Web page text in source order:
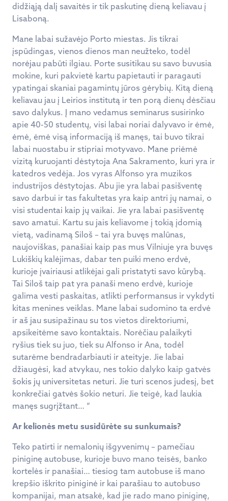
didžiąją dalį savaitės ir tik paskutinę dieną keliavau į
Lisaboną.
Mane labai sužavėjo Porto miestas. Jis tikrai
įspūdingas, vienos dienos man neužteko, todėl
norėjau pabūti ilgiau. Porte susitikau su savo buvusia
mokine, kuri pakvietė kartu papietauti ir paragauti
ypatingai skaniai pagamintų jūros gėrybių. Kitą dieną
keliavau jau į Leirios institutą ir ten porą dienų dėsčiau
savo dalykus. Į mano vedamus seminarus susirinko
apie 40-50 studentų, visi labai noriai dalyvavo ir ėmė,
ėmė, ėmė visą informaciją iš manęs, tai buvo tikrai
labai nuostabu ir stipriai motyvavo. Mane priėmė
vizitą kuruojanti dėstytoja Ana Sakramento, kuri yra ir
katedros vedėja. Jos vyras Alfonso yra muzikos
industrijos dėstytojas. Abu jie yra labai pasišventę
savo darbui ir tas fakultetas yra kaip antri jų namai, o
visi studentai kaip jų vaikai. Jie yra labai pasišventę
savo amatui. Kartu su jais keliavome į tokią įdomią
vietą, vadinamą Siloš – tai yra buvęs malūnas,
naujoviškas, panašiai kaip pas mus Vilniuje yra buvęs
Lukiškių kalėjimas, dabar ten puiki meno erdvė,
kurioje įvairiausi atlikėjai gali pristatyti savo kūrybą.
Tai Siloš taip pat yra panaši meno erdvė, kurioje
galima vesti paskaitas, atlikti performansus ir vykdyti
kitas menines veiklas. Mane labai sudomino ta erdvė
ir aš jau susipažinau su tos vietos direktoriumi,
apsikeitėme savo kontaktais. Norėčiau palaikyti
ryšius tiek su juo, tiek su Alfonso ir Ana, todėl
sutarėme bendradarbiauti ir ateityje. Jie labai
džiaugėsi, kad atvykau, nes tokio dalyko kaip gatvės
šokis jų universitetas neturi. Jie turi scenos judesį, bet
konkrečiai gatvės šokio neturi. Jie teigė, kad laukia
manęs sugrįžtant… “
Ar kelionės metu susidūrėte su sunkumais?
Teko patirti ir nemalonių išgyvenimų – pamečiau
piniginę autobuse, kurioje buvo mano teisės, banko
kortelės ir panašiai… tiesiog tam autobuse iš mano
krepšio iškrito piniginė ir kai parašiau to autobuso
kompanijai, man atsakė, kad jie rado mano piniginę,